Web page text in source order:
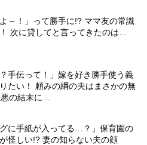
よ～！」って勝手に!? ママ友の常識
次に貸してと言ってきたのは…
手伝って！」嫁を好き勝手使う義
たい！ 頼みの綱の夫はまさかの無
の結末に…
グに手紙が入ってる…？」保育園の
怪しい!? 妻の知らない夫の顔